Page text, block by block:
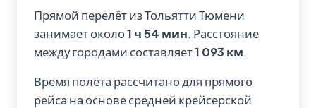
Прямой перелёт из Тольятти Тюмени
занимает около1 ч 54 мин. Расстояние
между городами составляет1 093 км.
Время полёта рассчитано для прямого
рейса на основе средней крейсерской